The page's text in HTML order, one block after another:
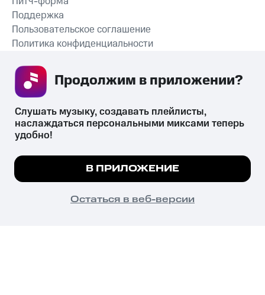
СКАЧАТЬ ПРИЛОЖЕНИЕ
Поддержка
Пользовательское соглашение
Политика конфиденциальности
психотропных веществ, их аналогов причиняет вред здоровью,
их незаконный оборот запрещён и влечёт установленную
законодательством ответственность.
© 2026 ООО «КИОН».
Все права защищены
Мы используем куки, чтобы на сайте все
Подробнее
ПОНЯТНО
Слушать музыку, создавать плейлисты,
наслаждаться персональными миксами теперь
удобно!
В ПРИЛОЖЕНИЕ
Остаться в веб-версии